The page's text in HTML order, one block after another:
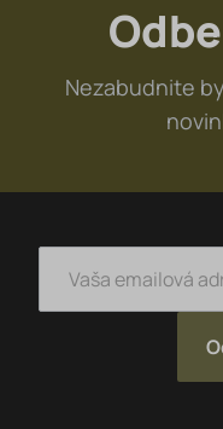
Nezabudnite